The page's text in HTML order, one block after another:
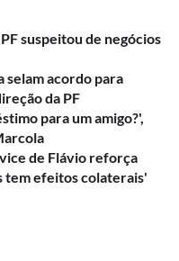
suspeitou de negócios
selam acordo para
da PF
para um amigo?',
de Flávio reforça
tem efeitos colaterais'